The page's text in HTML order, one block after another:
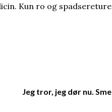
Kun ro og
Jeg tror, jeg dør nu.